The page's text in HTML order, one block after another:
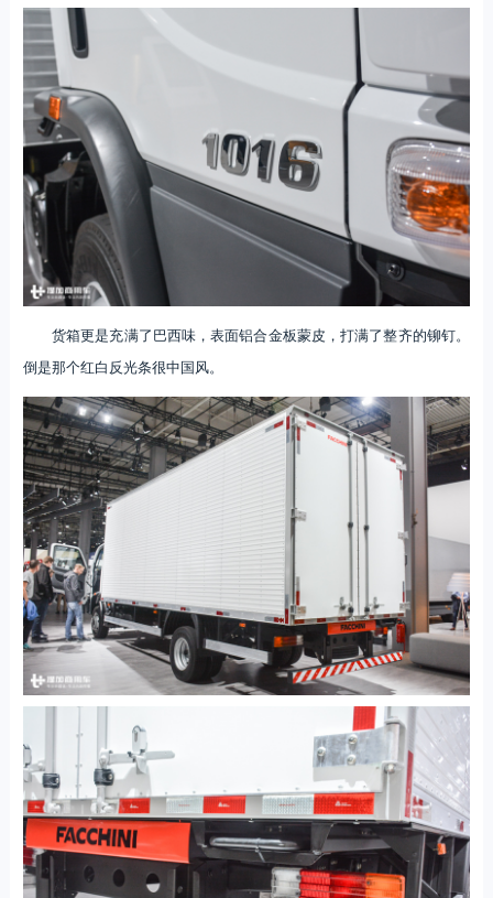
货箱更是充满了巴西味，表面铝合金板蒙皮，打满了整齐的铆钉。
倒是那个红白反光条很中国风。